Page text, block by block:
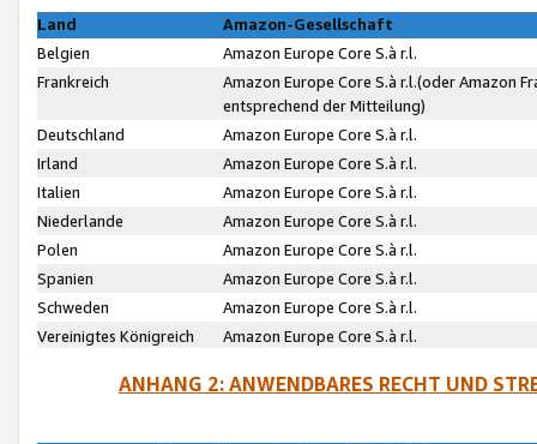
Land
Amazon-Gesellschaft
Belgien
Amazon Europe Core S.à r.l.
Frankreich
Amazon Europe Core S.à r.l.(oder Amazon
entsprechend der Mitteilung)
Deutschland
Amazon Europe Core S.à r.l.
Irland
Amazon Europe Core S.à r.l.
Italien
Amazon Europe Core S.à r.l.
Niederlande
Amazon Europe Core S.à r.l.
Polen
Amazon Europe Core S.à r.l.
Spanien
Amazon Europe Core S.à r.l.
Schweden
Amazon Europe Core S.à r.l.
Vereinigtes Königreich
Amazon Europe Core S.à r.l.
ANHANG 2: ANWENDBARES RECHT UND